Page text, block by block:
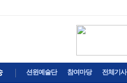
션윈예술단 참여마당 전체기사